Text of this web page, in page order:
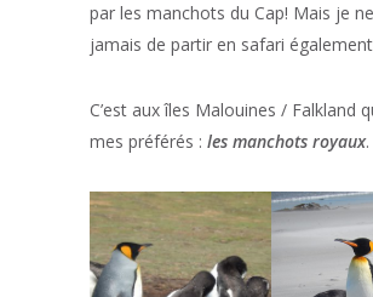
par les manchots du Cap! Mais je
jamais de partir en safari
C’est aux îles Malouines / Falkland
mes préférés : les manchots royaux.